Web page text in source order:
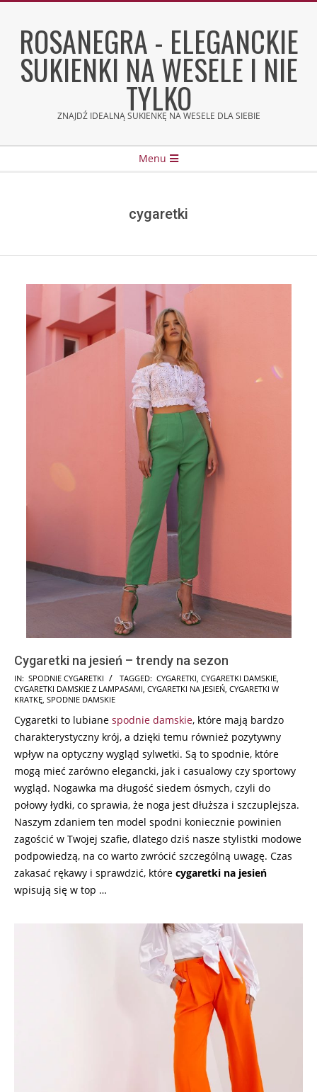
contentROSANEGRA - ELEGANCKIE
SUKIENKI NA WESELE I NIE
TYLKO
ZNAJDŹ IDEALNĄ SUKIENKĘ NA WESELE DLA SIEBIE
Menu
cygaretki
Cygaretki na jesień – trendy na sezon
2025-
09-
IN: SPODNIE CYGARETKI TAGGED: CYGARETKI, CYGARETKI DAMSKIE,
CYGARETKI DAMSKIE Z LAMPASAMI, CYGARETKI NA JESIEŃ, CYGARETKI W
KRATKĘ, SPODNIE DAMSKIE
Cygaretki to lubiane spodnie damskie, które mają bardzo
charakterystyczny krój, a dzięki temu również pozytywny
wpływ na optyczny wygląd sylwetki. Są to spodnie, które
mogą mieć zarówno elegancki, jak i casualowy czy sportowy
wygląd. Nogawka ma długość siedem ósmych, czyli do
połowy łydki, co sprawia, że noga jest dłuższa i szczuplejsza.
Naszym zdaniem ten model spodni koniecznie powinien
zagościć w Twojej szafie, dlatego dziś nasze stylistki modowe
podpowiedzą, na co warto zwrócić szczególną uwagę. Czas
zakasać rękawy i sprawdzić, które cygaretki na jesień
wpisują się w top …